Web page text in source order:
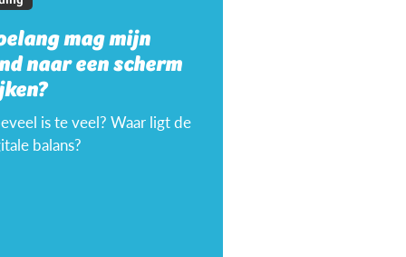
mag mijn
naar een scherm
is te veel? Waar ligt de
balans?